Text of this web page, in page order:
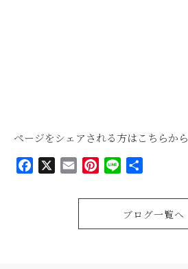
ページをシェアされる方はこちらから
Facebook EmailPinterest
Line
ブログ一覧へ